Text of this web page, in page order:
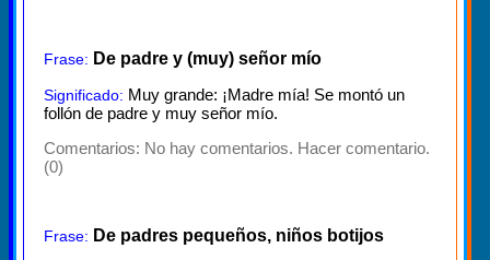
Frase: De padre y (muy) señor mío
Significado: Muy grande: ¡Madre mía! Se montó un
follón de padre y muy señor mío.
Comentarios: No hay comentarios. Hacer comentario.
(0)
Frase: De padres pequeños, niños botijos